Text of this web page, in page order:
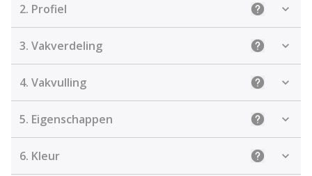
2. Profiel Uitleg:
3. Vakverdeling Uitleg:
4. Vakvulling Uitleg: De
5. Eigenschappen Uitleg:
6. Kleur Uitleg: